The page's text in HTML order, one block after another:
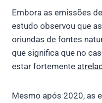
Embora as emissões
estudo observou que
oriundas de fontes
que significa que no
estar fortemente
Mesmo após 2020, as